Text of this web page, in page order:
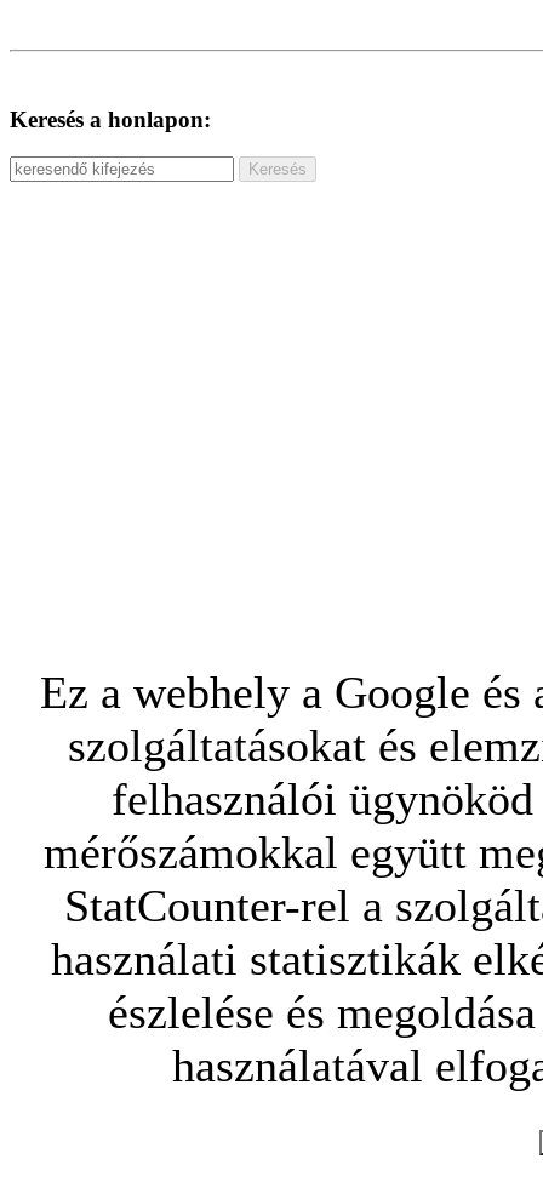
Keresés a honlapon:
Ez a webhely a Google
szolgáltatásokat és
felhasználói
mérőszámokkal együtt
StatCounter-rel a
használati statisztikák
észlelése és
használatával